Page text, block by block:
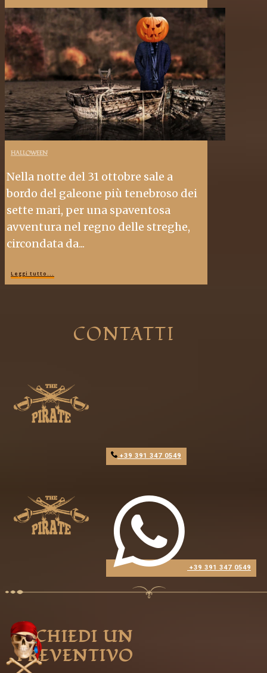
HALLOWEEN
Nella notte del 31 ottobre sale a
bordo del galeone più tenebroso dei
sette mari, per una spaventosa
avventura nel regno delle streghe,
circondata da...
Leggi tutto...
CONTATTI
+39 391 347 0549
​+39 391 347 0549
RICHIEDI UN
PREVE​NTIVO